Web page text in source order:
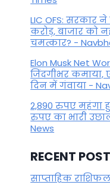
LIC OFS: सरकार
करोड़, बाजार को
चमत्कार? -
Elon Musk Net
जिंदगीभर
दिन में गंवाया -
2,890 रुपए महंगा
रुपए का भारी
News
RECENT
साप्ताहिक